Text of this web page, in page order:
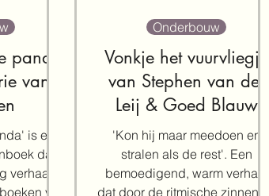
panda
van
is een
dat
verhaal
van
Vonkje het vuurvliegje
van Stephen van der
Leij & Goed Blauw
'Kon hij maar meedoen en
stralen als de rest'. Een
bemoedigend, warm verhaal
dat door de ritmische zinnen en
Onderbouw